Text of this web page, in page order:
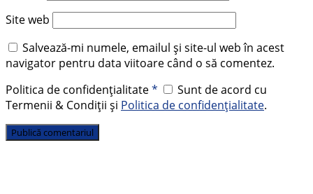
Site web
Salvează-mi numele, emailul și site-ul web în acest
navigator pentru data viitoare când o să comentez.
Politica de confidențialitate*
Sunt de acord cu
Termenii & Condiții și Politica de confidențialitate.